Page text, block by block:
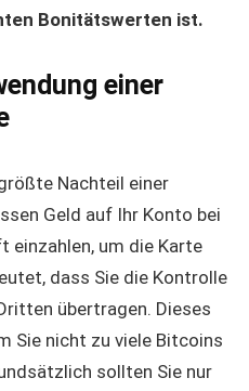
Bonitätswerten ist.
einer
Nachteil einer
Geld auf Ihr Konto bei
einzahlen, um die Karte
dass Sie die Kontrolle
übertragen. Dieses
Sie nicht zu viele Bitcoins
sollten Sie nur